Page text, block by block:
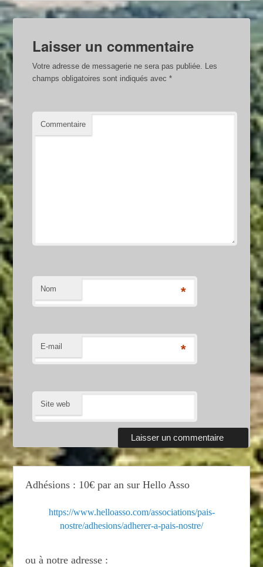
Laisser un commentaire
Votre adresse de messagerie ne sera pas publiée. Les
champs obligatoires sont indiqués avec*
Commentaire
Nom *
E-mail *
Site web
Adhésions : 10€ par an sur Hello Asso
https://www.helloasso.com/associations/pais-
nostre/adhesions/adherer-a-pais-nostre/
ou à notre adresse :